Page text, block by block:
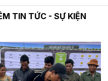
TIN TỨC - SỰ KIỆN